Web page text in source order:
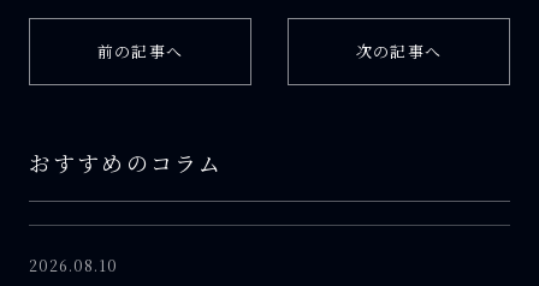
前の記事へ 次の記事へ
おすすめのコラム
2026.08.10